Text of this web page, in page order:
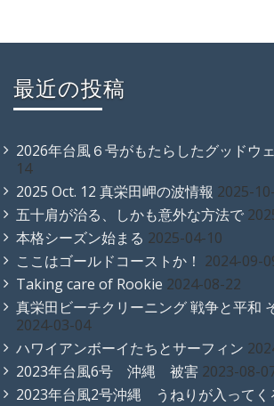
最近の投稿
2026年台風６号がもたらしたグッドウ
14
2025 Oct. 12 真栄田岬の波情報 2025-
五十肩が治る、しかも意外な方法で
本格シーズン始まる 2025-04-10
ここはゴールドコーストか！ 2024-09-
Taking care of Rookie 2024-08-22
真栄田ビーチクリーニング 戦争と平和
2024-03-04
ハワイアンボーイたちとサーフィン
2023年台風6号 沖縄 被害 2023-08-
2023年台風2号沖縄 うねりが入ってく